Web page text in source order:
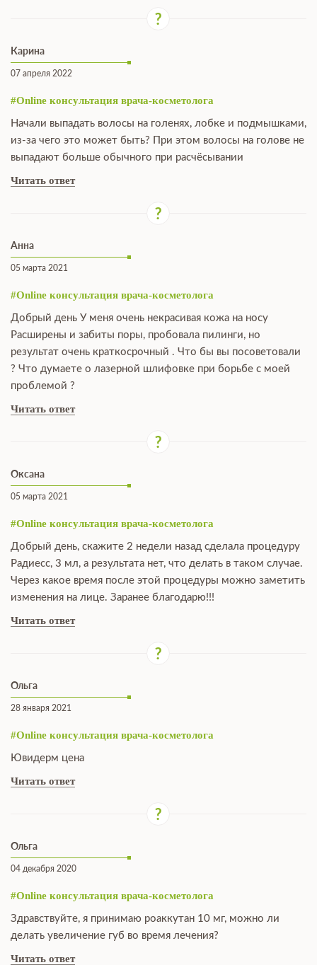
Карина
07 апреля 2022
#Online консультация врача-косметолога
Начали выпадать волосы на голенях, лобке и подмышками,
из-за чего это может быть? При этом волосы на голове не
выпадают больше обычного при расчёсывании
Читать ответ
Анна
05 марта 2021
#Online консультация врача-косметолога
Добрый день У меня очень некрасивая кожа на носу
Расширены и забиты поры, пробовала пилинги, но
результат очень краткосрочный . Что бы вы посоветовали
? Что думаете о лазерной шлифовке при борьбе с моей
проблемой ?
Читать ответ
Оксана
05 марта 2021
#Online консультация врача-косметолога
Добрый день, скажите 2 недели назад сделала процедуру
Радиесс, 3 мл, а результата нет, что делать в таком случае.
Через какое время после этой процедуры можно заметить
изменения на лице. Заранее благодарю!!!
Читать ответ
Ольга
28 января 2021
#Online консультация врача-косметолога
Ювидерм цена
Читать ответ
Ольга
04 декабря 2020
#Online консультация врача-косметолога
Здравствуйте, я принимаю роаккутан 10 мг, можно ли
делать увеличение губ во время лечения?
Читать ответ